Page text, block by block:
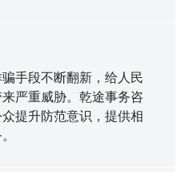
手段不断翻新，给人民
严重威胁。乾途事务咨
提升防范意识，提供相